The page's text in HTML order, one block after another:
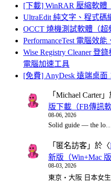
[下載] WinRAR 壓縮軟體
UltraEdit 純文字、程式碼
OCCT 燒機測試軟體（超
PerformanceTest 電腦效
Wise Registry Cleaner 登
電腦加速工具
[免費] AnyDesk 遠端桌面
「 Michael Carter」
版下載（FB傳訊軟
08-06, 2026
Solid guide — the
「 匿名訪客 」於〈
新版（Win+Mac 版
08-03, 2026
東京・大阪 日本女